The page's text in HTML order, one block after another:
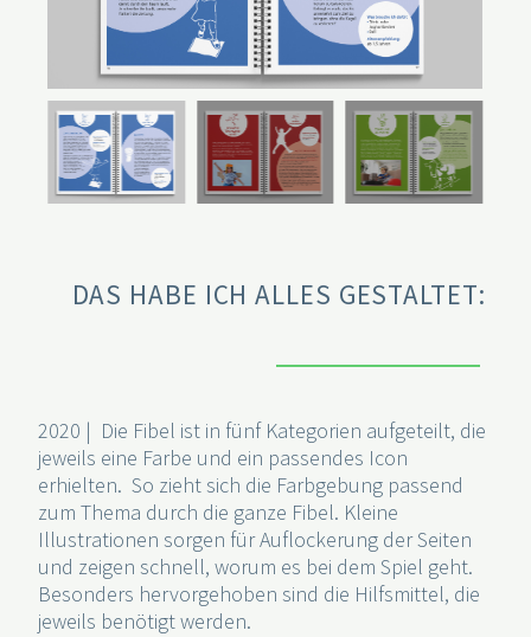
DAS HABE ICH ALLES GESTALTET:
2020 | Die Fibel ist in fünf Kategorien aufgeteilt, die
jeweils eine Farbe und ein passendes Icon
erhielten. So zieht sich die Farbgebung passend
zum Thema durch die ganze Fibel. Kleine
Illustrationen sorgen für Auflockerung der Seiten
und zeigen schnell, worum es bei dem Spiel geht.
Besonders hervorgehoben sind die Hilfsmittel, die
jeweils benötigt werden.